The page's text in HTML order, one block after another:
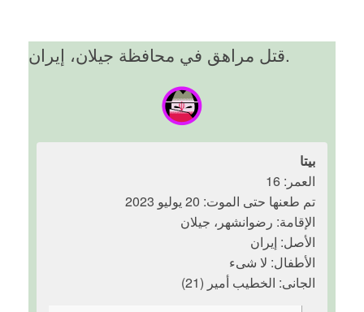
قتل مراهق في محافظة جيلان، إيران.
بیتا
العمر: 16
تم طعنها حتى الموت: 20 يوليو 2023
الإقامة: رضوانشهر، جیلان
الأصل: إیران
الأطفال: لا شیء
الجانی: الخطیب أمیر (21)